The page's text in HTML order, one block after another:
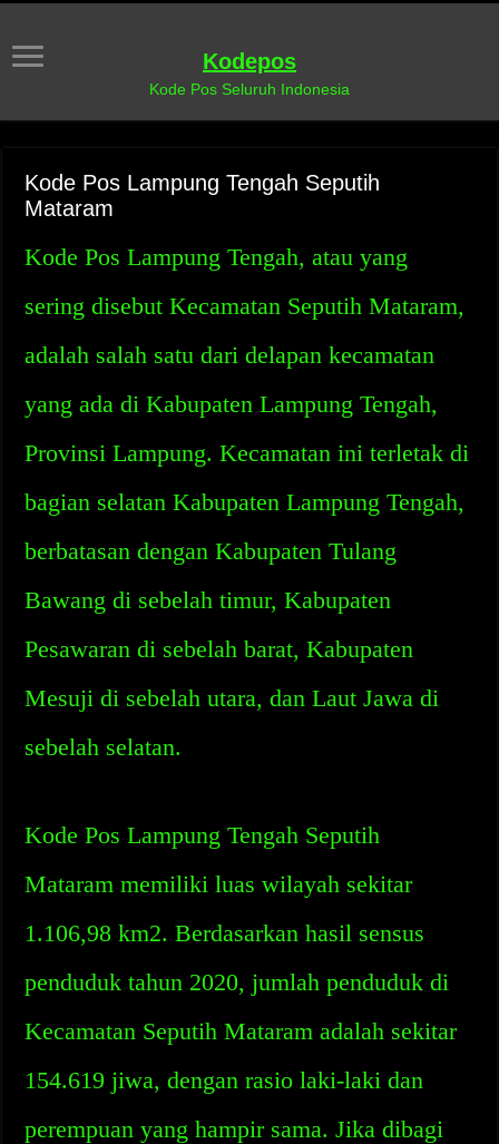
Kodepos
Kode Pos Seluruh Indonesia
Kode Pos Lampung Tengah Seputih
Mataram
Kode Pos Lampung Tengah, atau yang
sering disebut Kecamatan Seputih Mataram,
adalah salah satu dari delapan kecamatan
yang ada di Kabupaten Lampung Tengah,
Provinsi Lampung. Kecamatan ini terletak di
bagian selatan Kabupaten Lampung Tengah,
berbatasan dengan Kabupaten Tulang
Bawang di sebelah timur, Kabupaten
Pesawaran di sebelah barat, Kabupaten
Mesuji di sebelah utara, dan Laut Jawa di
sebelah selatan.
Kode Pos Lampung Tengah Seputih
Mataram memiliki luas wilayah sekitar
1.106,98 km2. Berdasarkan hasil sensus
penduduk tahun 2020, jumlah penduduk di
Kecamatan Seputih Mataram adalah sekitar
154.619 jiwa, dengan rasio laki-laki dan
perempuan yang hampir sama. Jika dibagi